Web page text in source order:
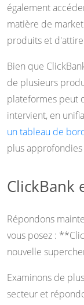
également
matière de
produits et
Bien que
de plusieurs
plateformes peut
intervient, en
un tableau de
plus
ClickBank
Répondons
vous posez :
nouvelle
Examinons de
secteur et